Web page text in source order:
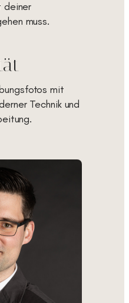
deiner
muss.
mit
Technik und